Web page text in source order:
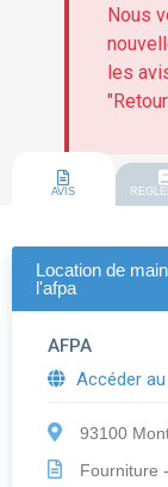
Nous
les
AVIS
Location de
l'afpa
AFPA
Accéder
93100
Fourniture